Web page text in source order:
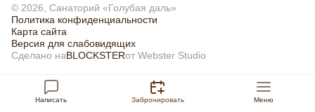
Написать Забронировать Меню
© 2026, Санаторий «Голубая даль»
Политика конфиденциальности
Карта сайта
Версия для слабовидящих
Сделано наBLOCKSTERот Webster Studio
Информация на сайте не является публичной офертой.